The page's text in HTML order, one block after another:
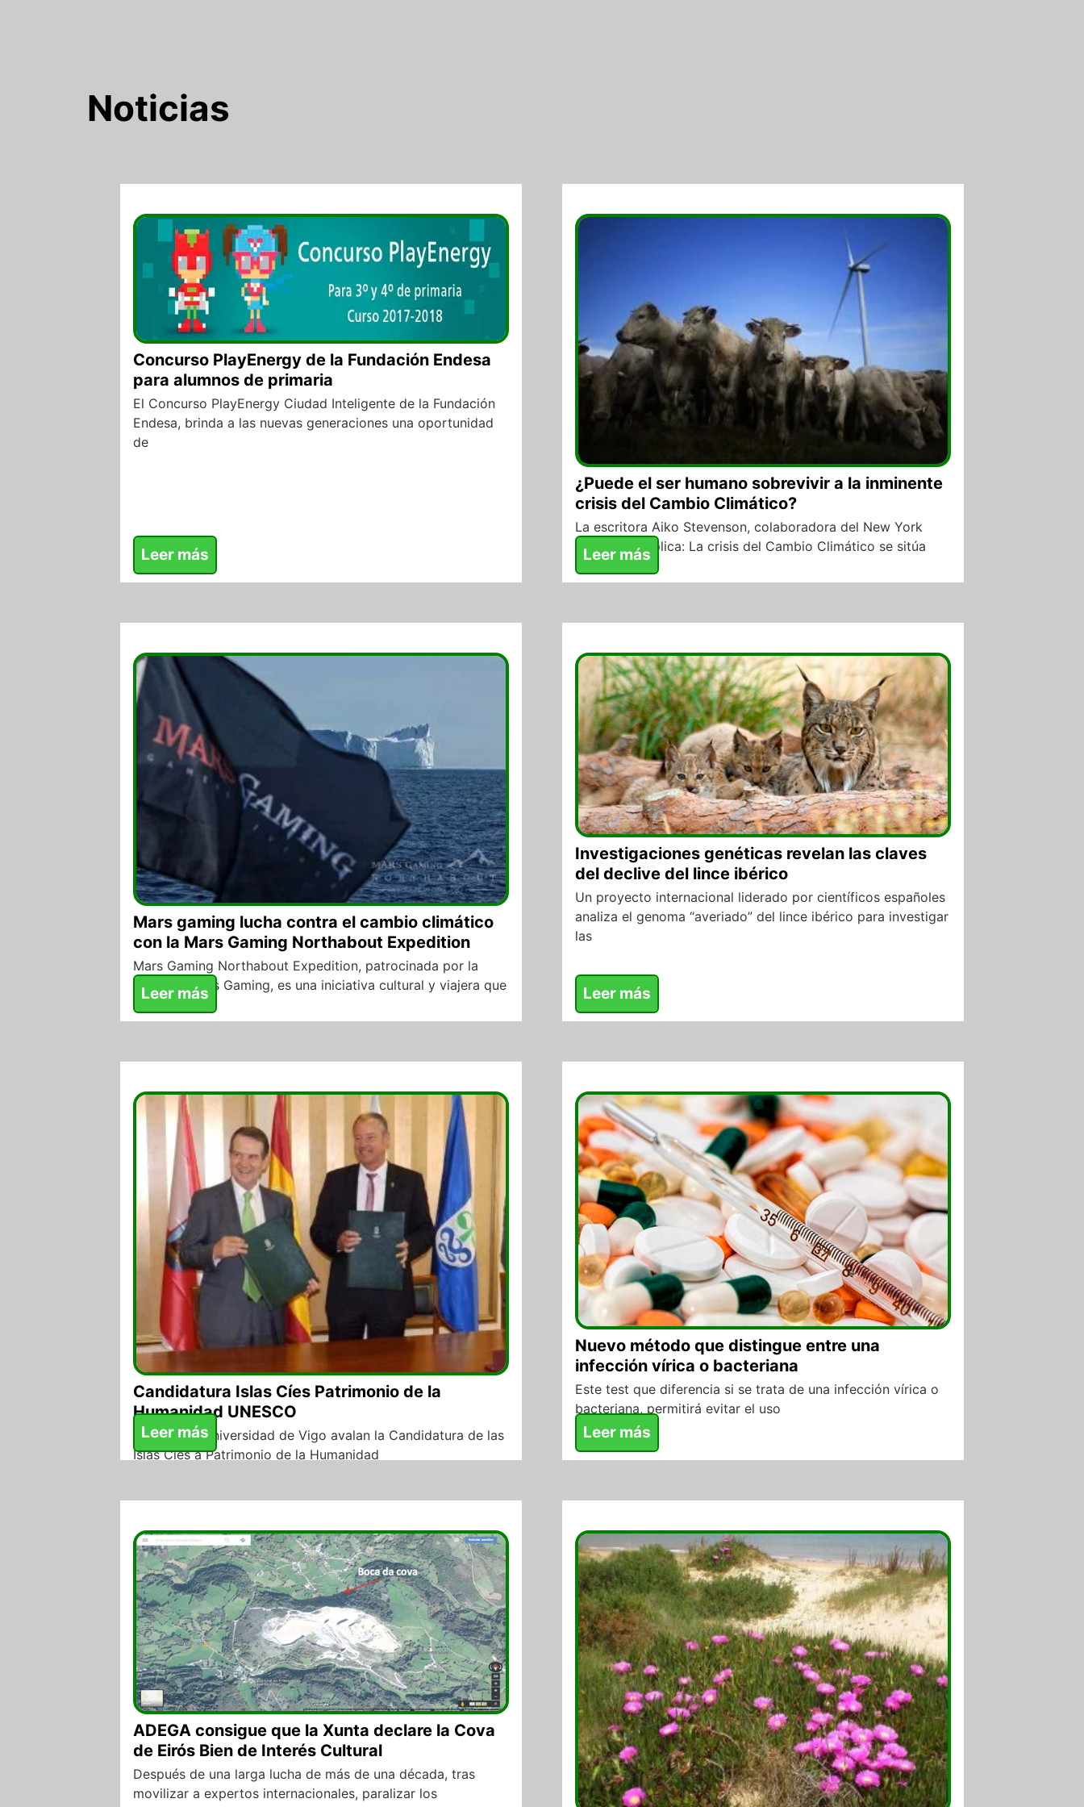
Noticias
Concurso PlayEnergy de la Fundación Endesa
para alumnos de primaria
El Concurso PlayEnergy Ciudad Inteligente de la Fundación
Endesa, brinda a las nuevas generaciones una oportunidad
de
Leer más
¿Puede el ser humano sobrevivir a la inminente
crisis del Cambio Climático?
La escritora Aiko Stevenson, colaboradora del New York
Magazine explica: La crisis del Cambio Climático se sitúa
Leer más
Mars gaming lucha contra el cambio climático
con la Mars Gaming Northabout Expedition
Mars Gaming Northabout Expedition, patrocinada por la
empresa Mars Gaming, es una iniciativa cultural y viajera que
Leer más
Investigaciones genéticas revelan las claves
del declive del lince ibérico
Un proyecto internacional liderado por científicos españoles
analiza el genoma “averiado” del lince ibérico para investigar
las
Leer más
Candidatura Islas Cíes Patrimonio de la
Humanidad UNESCO
Concello y Universidad de Vigo avalan la Candidatura de las
Islas Cíes a Patrimonio de la Humanidad
Leer más
Nuevo método que distingue entre una
infección vírica o bacteriana
Este test que diferencia si se trata de una infección vírica o
bacteriana, permitirá evitar el uso
Leer más
ADEGA consigue que la Xunta declare la Cova
de Eirós Bien de Interés Cultural
Después de una larga lucha de más de una década, tras
movilizar a expertos internacionales, paralizar los